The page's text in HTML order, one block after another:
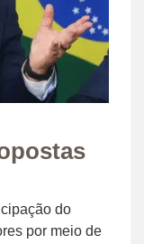
do
por meio de